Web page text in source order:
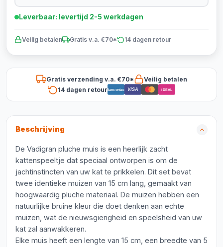
Leverbaar: levertijd 2-5 werkdagen
Veilig betalen Gratis v.a. €70* 14 dagen retour
Gratis verzending v.a. €70*
Veilig betalen
14 dagen retourBancontact VISA iDEAL
Beschrijving
De Vadigran pluche muis is een heerlijk zacht
kattenspeeltje dat speciaal ontworpen is om de
jachtinstincten van uw kat te prikkelen. Dit set bevat
twee identieke muizen van 15 cm lang, gemaakt van
hoogwaardig pluche materiaal. De muizen hebben een
natuurlijke bruine kleur die doet denken aan echte
muizen, wat de nieuwsgierigheid en speelsheid van uw
kat zal aanwakkeren.
Elke muis heeft een lengte van 15 cm, een breedte van 5